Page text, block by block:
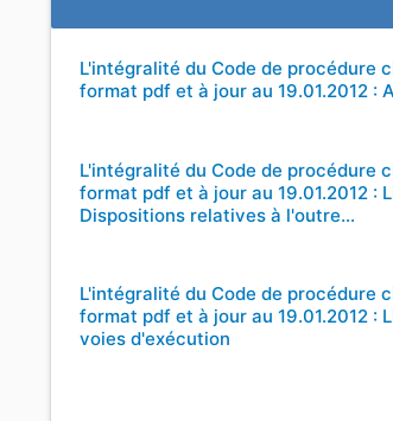
L'intégralité du Code de procédure
format pdf et à jour au 19.01.2012 :
L'intégralité du Code de procédure
format pdf et à jour au 19.01.2012 :
Dispositions relatives à l'outre…
L'intégralité du Code de procédure
format pdf et à jour au 19.01.2012 :
voies d'exécution